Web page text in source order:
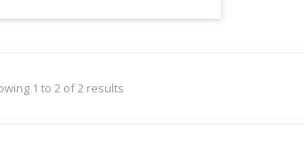
1 to 2 of 2 results